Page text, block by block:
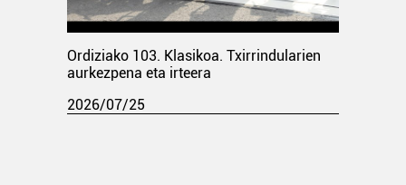
Ordiziako 103. Klasikoa. Txirrindularien
aurkezpena eta irteera
2026/07/25